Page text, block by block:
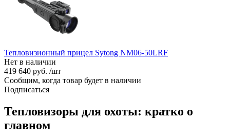
Тепловизионный прицел Sytong NM06-50LRF
Нет в наличии
419 640 руб. /шт
Сообщим, когда товар будет в наличии
Подписаться
Тепловизоры для охоты: кратко о
главном